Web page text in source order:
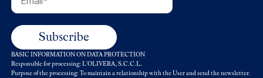
BASIC INFORMATION ON DATA PROTECTION
Responsible for processing: L'OLIVERA, S.C.C.L.
Purpose of the processing: To maintain a relationship with the User and send the newsletter.